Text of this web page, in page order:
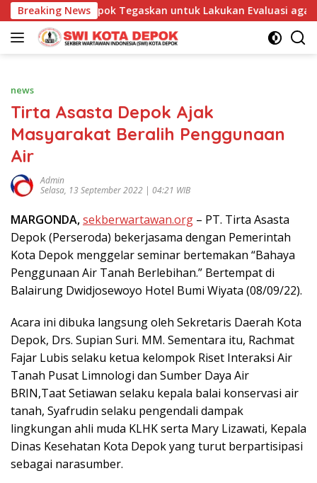
Langsung
ke
konten
Breaking News
asasta Depok Tegaskan untuk Lakukan Evaluasi agar
news
Tirta Asasta Depok Ajak
Masyarakat Beralih Penggunaan
Air
Admin
Selasa, 13 September 2022 | 04:21 WIB
MARGONDA,sekberwartawan.org – PT. Tirta Asasta
Depok (Perseroda) bekerjasama dengan Pemerintah
Kota Depok menggelar seminar bertemakan “Bahaya
Penggunaan Air Tanah Berlebihan.” Bertempat di
Balairung Dwidjosewoyo Hotel Bumi Wiyata (08/09/22).
Acara ini dibuka langsung oleh Sekretaris Daerah Kota
Depok, Drs. Supian Suri. MM. Sementara itu, Rachmat
Fajar Lubis selaku ketua kelompok Riset Interaksi Air
Tanah Pusat Limnologi dan Sumber Daya Air
BRIN,Taat Setiawan selaku kepala balai konservasi air
tanah, Syafrudin selaku pengendali dampak
lingkungan ahli muda KLHK serta Mary Lizawati, Kepala
Dinas Kesehatan Kota Depok yang turut berpartisipasi
sebagai narasumber.